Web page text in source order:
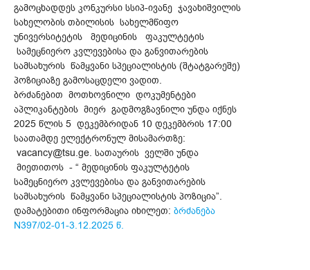
გამოცხადდეს კონკურსი სსიპ-ივანე ჯავახიშვილის
სახელობის თბილისის სახელმწიფო
უნივერსიტეტის მედიცინის ფაკულტეტის
სამეცნიერო კვლევებისა და განვითარების
სამსახურის წამყვანი სპეციალისტის (შტატგარეშე)
პოზიციაზე გამოსაცდელი ვადით.
ბრძანებით მოთხოვნილი დოკუმენტები
აპლიკანტების მიერ გადმოგზავნილი უნდა იქნეს
2025 წლის 5 დეკემბრიდან 10 დეკემბრის 17:00
საათამდე ელექტრონულ მისამართზე:
vacancy@tsu.ge. სათაურის ველში უნდა
მიეთითოს - “ მედიცინის ფაკულტეტის
სამეცნიერო კვლევებისა და განვითარების
სამსახურის წამყვანი სპეციალისტის პოზიცია”.
დამატებითი ინფორმაცია იხილეთ: ბრძანება
N397/02-01-3.12.2025 წ.